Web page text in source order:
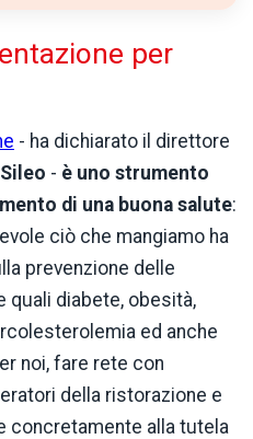
per
- ha dichiarato il direttore
- è uno strumento
di una buona salute:
ciò che mangiamo ha
prevenzione delle
quali diabete, obesità,
ed anche
noi, fare rete con
della ristorazione e
concretamente alla tutela